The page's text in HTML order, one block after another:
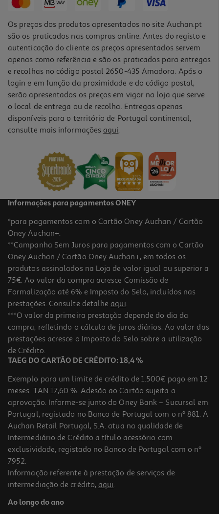
Os preços dos produtos apresentados no site Auchan.pt
são os praticados nas compras online. Antes do registo e
autenticação do cliente os preços apresentados servem
apenas como referência e são os praticados para entregas
e recolhas no código postal 2650-435 Amadora. Após o
login e em função da proximidade e do código postal,
serão apresentados os preços em vigor na loja que serve
o local de entrega ou de recolha. Entregas apenas
disponíveis para o território de Portugal continental,
consulte mais informações aqui.
Informações para pagamentos ONEY
*para pagamentos com o Cartão Oney Auchan / Cartão
Oney Auchan+.
**Campanha Sem Juros para pagamentos com o Cartão
Oney Auchan / Cartão Oney Auchan+, em todos os
produtos assinalados na Loja de valor igual ou superior a
75€. Ao valor da compra acresce Comissão de
Formalização até 6% e Imposto do Selo, incluídos nas
prestações. Consulte detalhe aqui.
***O valor da primeira prestação depende do dia da
compra, refletindo o cálculo de juros diários. Ao valor das
prestações acresce o Imposto do Selo sobre a utilização
de Crédito.
TAEG DO CARTÃO DE CRÉDITO: 18,4 %
Exemplo para um limite de crédito de 1.500€ pago em 12
meses. TAN 17,60 %. Adesão ao Cartão sujeita a
aprovação. Informe-se junto do Oney Bank – Sucursal em
Portugal, registado no Banco de Portugal com o nº 881. A
Auchan Retail Portugal, S.A. atua na qualidade de
Intermediário de Crédito a título acessório com
exclusividade, registado no Banco de Portugal com o nº
7952.
Informação referente à prestação de serviços de
intermediação de crédito, aqui.
Ao longo do ano